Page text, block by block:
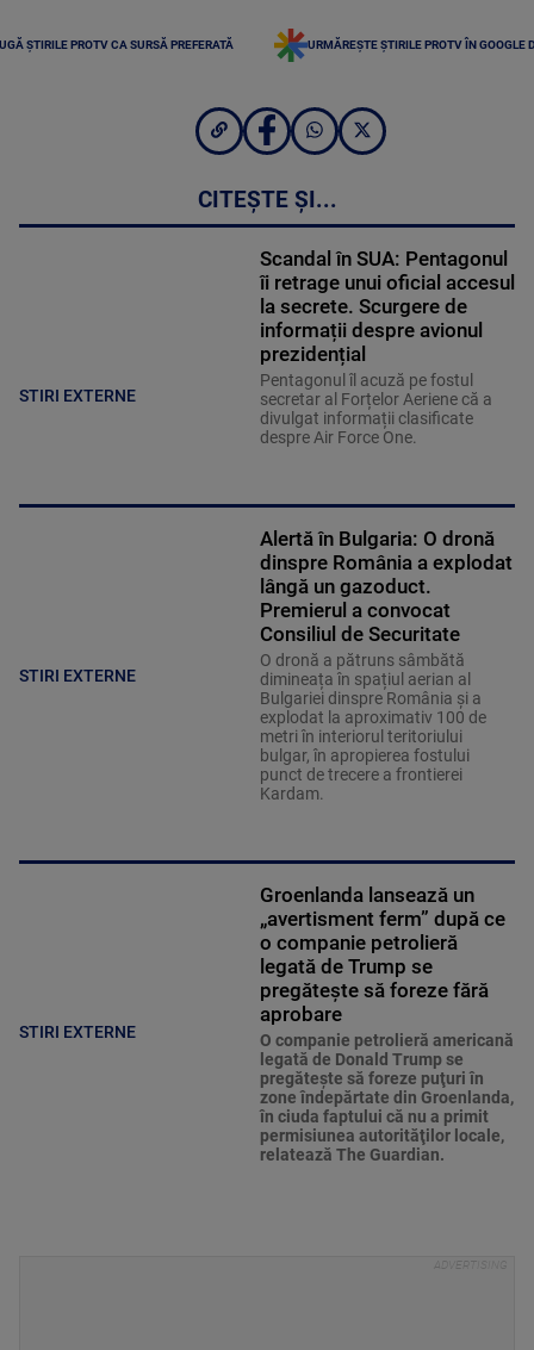
ȘTIRILE PROTV CA SURSĂ PREFERATĂ URMĂREȘTE ȘTIRILE PROTV ÎN GOOGLE
CITEȘTE ȘI...
STIRI EXTERNE
Scandal în SUA: Pentagonul
îi retrage unui oficial accesul
la secrete. Scurgere de
informații despre avionul
prezidențial
Pentagonul îl acuză pe fostul
secretar al Forțelor Aeriene că a
divulgat informații clasificate
despre Air Force One.
STIRI EXTERNE
Alertă în Bulgaria: O dronă
dinspre România a explodat
lângă un gazoduct.
Premierul a convocat
Consiliul de Securitate
O dronă a pătruns sâmbătă
dimineața în spațiul aerian al
Bulgariei dinspre România și a
explodat la aproximativ 100 de
metri în interiorul teritoriului
bulgar, în apropierea fostului
punct de trecere a frontierei
Kardam.
STIRI EXTERNE
Groenlanda lansează un
„avertisment ferm” după ce
o companie petrolieră
legată de Trump se
pregătește să foreze fără
aprobare
O companie petrolieră americană
legată de Donald Trump se
pregăteşte să foreze puţuri în
zone îndepărtate din Groenlanda,
în ciuda faptului că nu a primit
permisiunea autorităţilor locale,
relatează The Guardian.